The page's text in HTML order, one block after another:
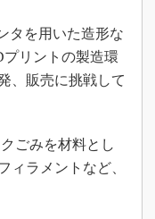
タを用いた造形な
リントの製造環
、販売に挑戦して
ごみを材料とし
ィラメントなど、